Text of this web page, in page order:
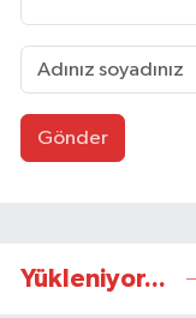
Gönder
Yükleniyor...